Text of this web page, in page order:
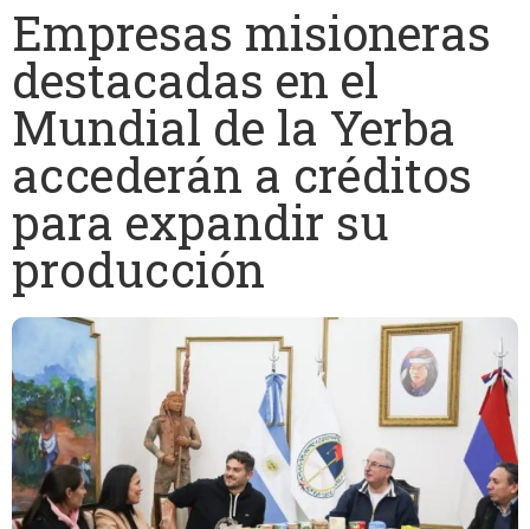
Empresas misioneras
destacadas en el
Mundial de la Yerba
accederán a créditos
para expandir su
producción